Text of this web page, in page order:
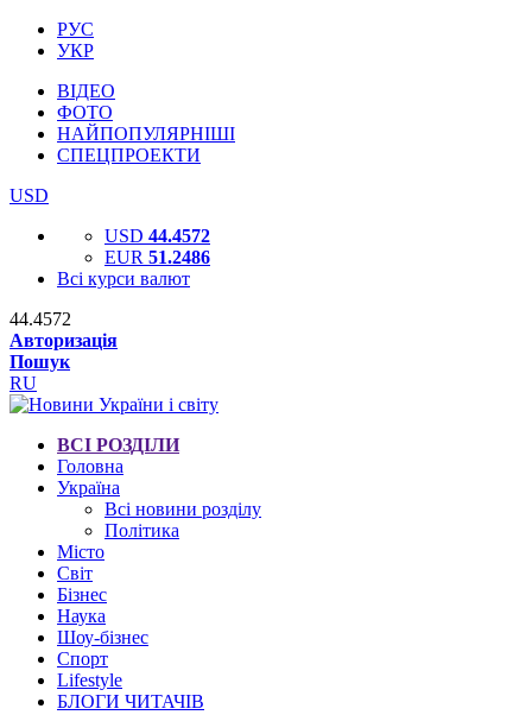
РУС
УКР
ВІДЕО
ФОТО
НАЙПОПУЛЯРНІШІ
СПЕЦПРОЕКТИ
USD
USD 44.4572
EUR 51.2486
Всі курси валют
44.4572
Авторизація
Пошук
RU
ВСІ РОЗДІЛИ
Головна
Україна
Всі новини розділу
Політика
Місто
Світ
Бізнес
Наука
Шоу-бізнес
Спорт
Lifestyle
БЛОГИ ЧИТАЧІВ